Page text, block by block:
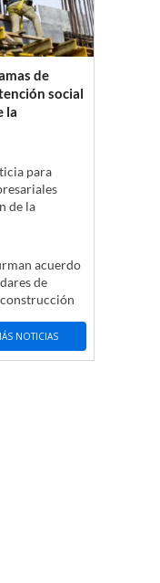
de
social
la
para
de la
acuerdo
de
NOTICIAS